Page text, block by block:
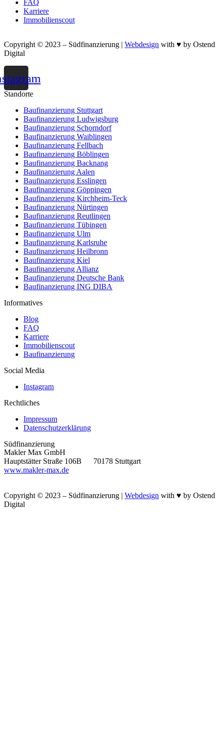
FAQ
Karriere
Immobilienscout
Copyright © 2023 – Südfinanzierung | Webdesign with ♥ by Ostend
Digital
Standorte
Baufinanzierung Stuttgart
Baufinanzierung Ludwigsburg
Baufinanzierung Schorndorf
Baufinanzierung Waiblingen
Baufinanzierung Fellbach
Baufinanzierung Böblingen
Baufinanzierung Backnang
Baufinanzierung Aalen
Baufinanzierung Esslingen
Baufinanzierung Göppingen
Baufinanzierung Kirchheim-Teck
Baufinanzierung Nürtingen
Baufinanzierung Reutlingen
Baufinanzierung Tübingen
Baufinanzierung Ulm
Baufinanzierung Karlsruhe
Baufinanzierung Heilbronn
Baufinanzierung Kiel
Baufinanzierung Allianz
Baufinanzierung Deutsche Bank
Baufinanzierung ING DIBA
Informatives
Blog
FAQ
Karriere
Immobilienscout
Baufinanzierung
Social Media
Instagram
Rechtliches
Impressum
Datenschutzerklärung
Südfinanzierung
Makler Max GmbH
Hauptstätter Straße 106B 70178 Stuttgart
www.makler-max.de
Copyright © 2023 – Südfinanzierung | Webdesign with ♥ by Ostend
Digital